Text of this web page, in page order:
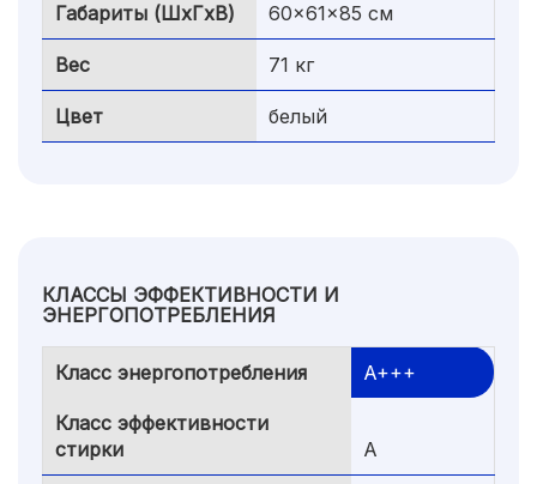
Габариты (ШxГxВ) 60x61x85 см
Вес 71 кг
Цвет белый
КЛАССЫ ЭФФЕКТИВНОСТИ И
ЭНЕРГОПОТРЕБЛЕНИЯ
Класс энергопотребления A+++
Класс эффективности
стирки
A